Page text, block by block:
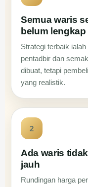
Semua waris
belum lengkap
Strategi terbaik
pentadbir dan
dibuat, tetapi
yang realistik.
2
Ada waris
jauh
Rundingan harga